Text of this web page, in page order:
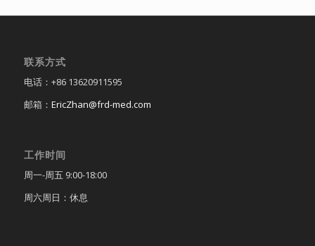
联系方式
电话：+86 13620911595
邮箱： EricZhan@frd-med.com
工作时间
周一-周五 9:00-18:00
周六周日：休息